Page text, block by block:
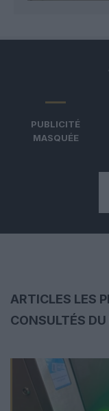
PUBLICITÉ
MASQUÉE
ARTICLES LES
CONSULTÉS